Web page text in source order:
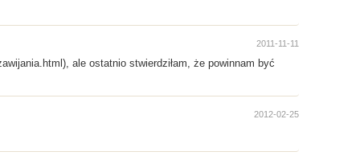
2011-11-11
ale ostatnio stwierdziłam, że powinnam być
2012-02-25